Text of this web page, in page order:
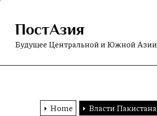
Skip
content
ПостАзия
Будущее Центральной и Южной Азии
Home Власти